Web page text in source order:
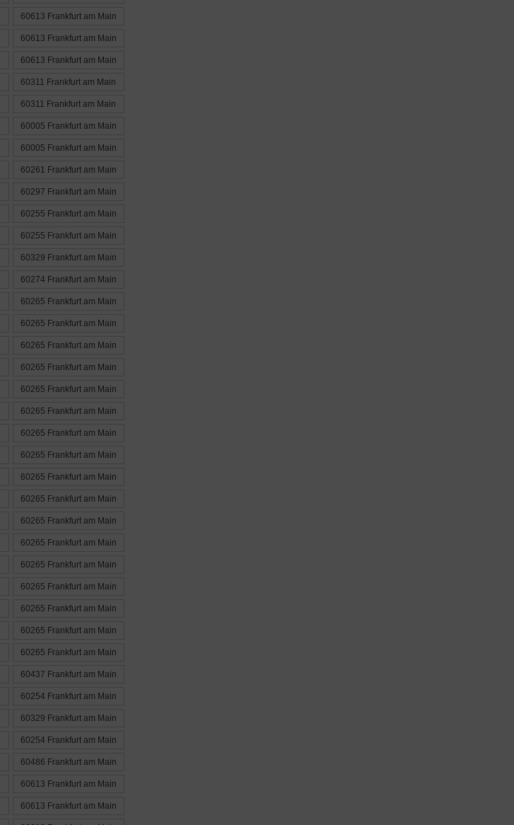
60613 Frankfurt am Main
60613 Frankfurt am Main
60613 Frankfurt am Main
60311 Frankfurt am Main
60311 Frankfurt am Main
60005 Frankfurt am Main
60005 Frankfurt am Main
60261 Frankfurt am Main
60297 Frankfurt am Main
60255 Frankfurt am Main
60255 Frankfurt am Main
60329 Frankfurt am Main
60274 Frankfurt am Main
60265 Frankfurt am Main
60265 Frankfurt am Main
60265 Frankfurt am Main
60265 Frankfurt am Main
60265 Frankfurt am Main
60265 Frankfurt am Main
60265 Frankfurt am Main
60265 Frankfurt am Main
60265 Frankfurt am Main
60265 Frankfurt am Main
60265 Frankfurt am Main
60265 Frankfurt am Main
60265 Frankfurt am Main
60265 Frankfurt am Main
60265 Frankfurt am Main
60265 Frankfurt am Main
60265 Frankfurt am Main
60437 Frankfurt am Main
60254 Frankfurt am Main
60329 Frankfurt am Main
60254 Frankfurt am Main
60486 Frankfurt am Main
60613 Frankfurt am Main
60613 Frankfurt am Main